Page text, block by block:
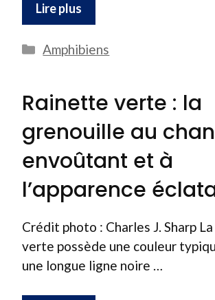
Lire plus
Catégories
Amphibiens
Rainette verte : la
grenouille au
envoûtant et à
l’apparence
Crédit photo : Charles J. Sharp
verte possède une couleur
une longue ligne noire …